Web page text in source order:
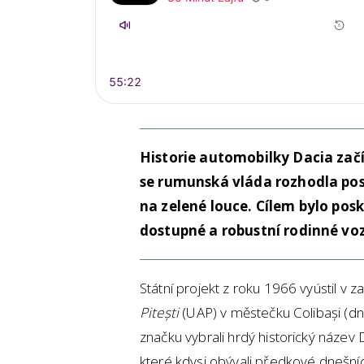
Historie automobilky Dacia
se rumunská vláda rozhodla
na zelené louce. Cílem bylo
dostupné a robustní rodinné
Státní projekt z roku 1966 vyústil v
Pitești(UAP) v městečku Colibași
značku vybrali hrdý historický název